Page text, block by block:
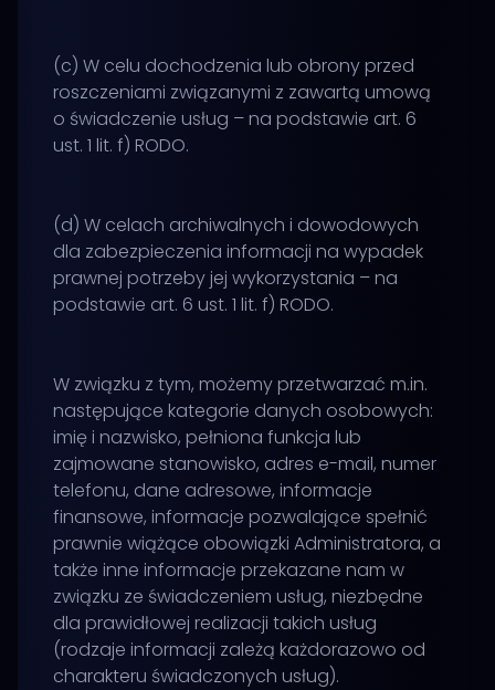
(c) W celu dochodzenia lub obrony przed
roszczeniami związanymi z zawartą umową
o świadczenie usług – na podstawie art. 6
ust. 1 lit. f) RODO.
(d) W celach archiwalnych i dowodowych
dla zabezpieczenia informacji na wypadek
prawnej potrzeby jej wykorzystania – na
podstawie art. 6 ust. 1 lit. f) RODO.
W związku z tym, możemy przetwarzać m.in.
następujące kategorie danych osobowych:
imię i nazwisko, pełniona funkcja lub
zajmowane stanowisko, adres e-mail, numer
telefonu, dane adresowe, informacje
finansowe, informacje pozwalające spełnić
prawnie wiążące obowiązki Administratora, a
także inne informacje przekazane nam w
związku ze świadczeniem usług, niezbędne
dla prawidłowej realizacji takich usług
(rodzaje informacji zależą każdorazowo od
charakteru świadczonych usług).